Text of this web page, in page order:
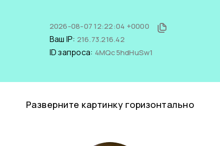
2026-08-07 12:22:04 +0000
Ваш IP: 216.73.216.42
ID запроса: 4MQc5hdHuSw1
Разверните картинку горизонтально